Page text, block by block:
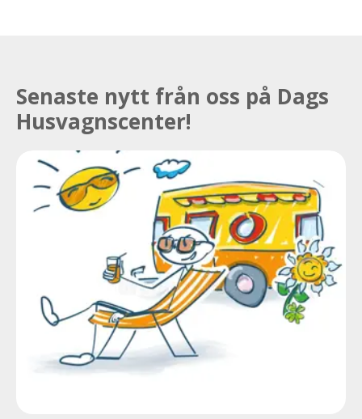
Senaste nytt från oss på Dags
Husvagnscenter!